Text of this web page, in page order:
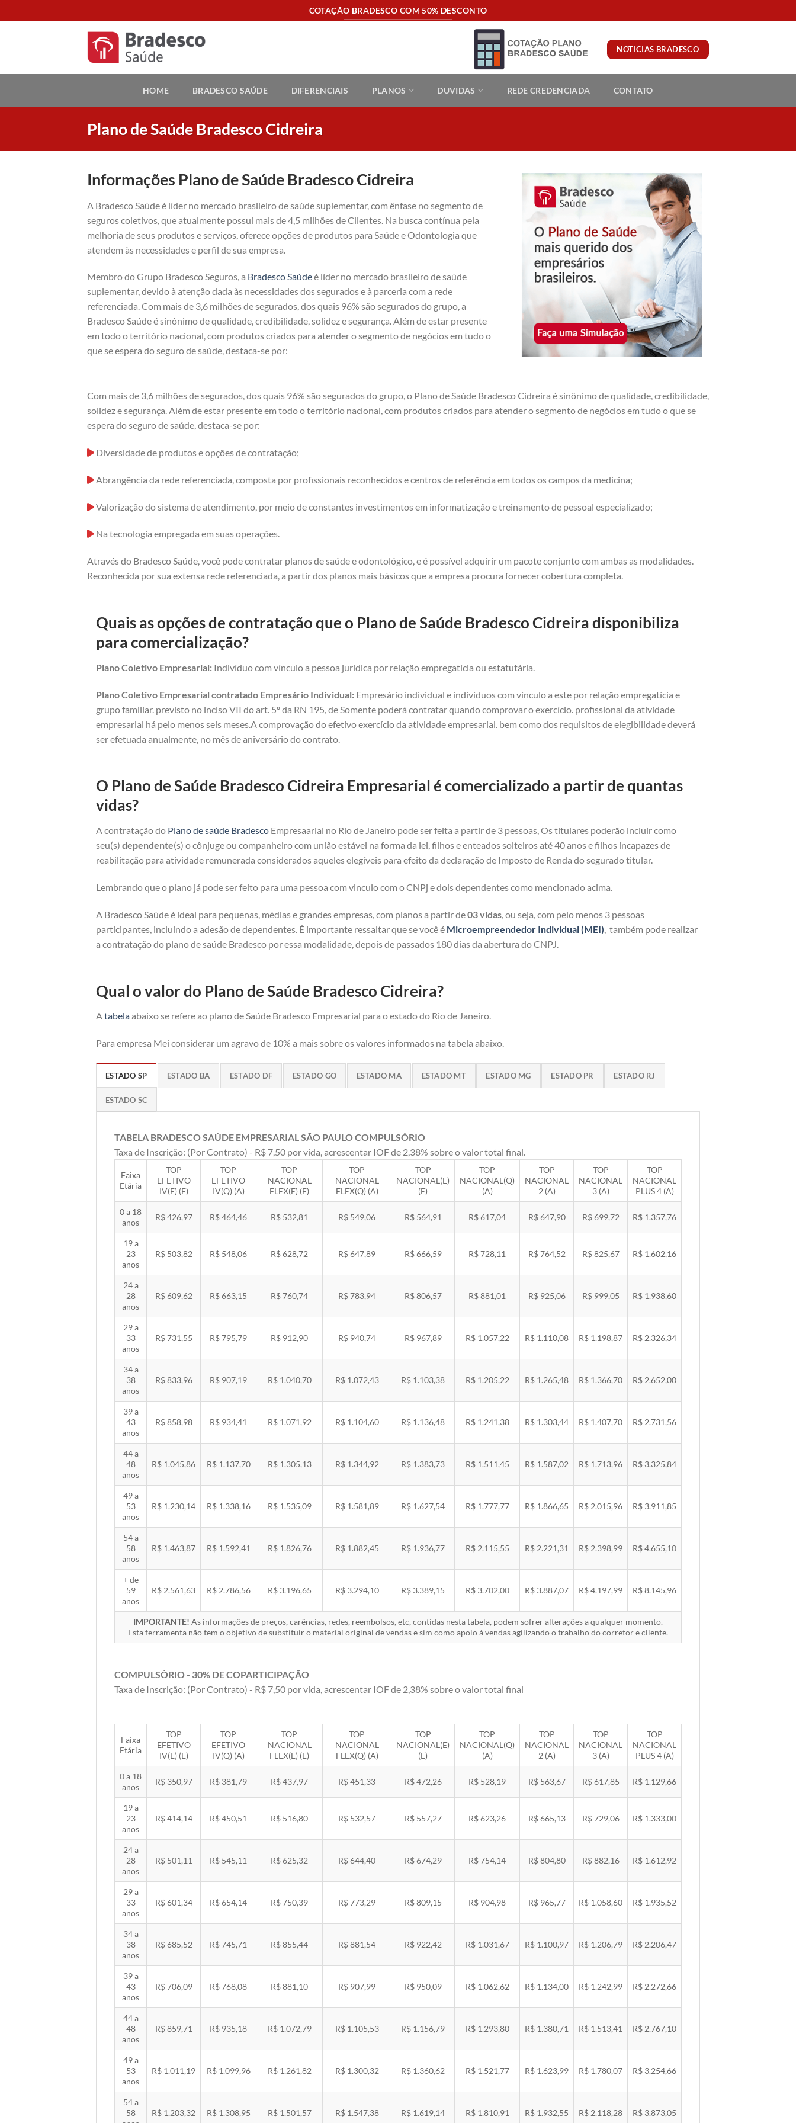
to
COTAÇÃO BRADESCO COM 50% DESCONTO
NOTICIAS BRADESCO
HOME BRADESCO SAÚDE DIFERENCIAIS PLANOS DUVIDAS REDE CREDENCIADA CONTATO
Plano de Saúde Bradesco Cidreira
Informações Plano de Saúde Bradesco Cidreira
A Bradesco Saúde é líder no mercado brasileiro de saúde suplementar, com ênfase no segmento de
seguros coletivos, que atualmente possui mais de 4,5 milhões de Clientes. Na busca contínua pela
melhoria de seus produtos e serviços, oferece opções de produtos para Saúde e Odontologia que
atendem às necessidades e perfil de sua empresa.
Membro do Grupo Bradesco Seguros, a Bradesco Saúdeé líder no mercado brasileiro de saúde
suplementar, devido à atenção dada às necessidades dos segurados e à parceria com a rede
referenciada. Com mais de 3,6 milhões de segurados, dos quais 96% são segurados do grupo, a
Bradesco Saúde é sinônimo de qualidade, credibilidade, solidez e segurança. Além de estar presente
em todo o território nacional, com produtos criados para atender o segmento de negócios em tudo o
que se espera do seguro de saúde, destaca-se por:
Com mais de 3,6 milhões de segurados, dos quais 96% são segurados do grupo, o Plano de Saúde Bradesco Cidreira é sinônimo de qualidade, credibilidade,
solidez e segurança. Além de estar presente em todo o território nacional, com produtos criados para atender o segmento de negócios em tudo o que se
espera do seguro de saúde, destaca-se por:
Diversidade de produtos e opções de contratação;
Abrangência da rede referenciada, composta por profissionais reconhecidos e centros de referência em todos os campos da medicina;
Valorização do sistema de atendimento, por meio de constantes investimentos em informatização e treinamento de pessoal especializado;
Na tecnologia empregada em suas operações.
Através do Bradesco Saúde, você pode contratar planos de saúde e odontológico, e é possível adquirir um pacote conjunto com ambas as modalidades.
Reconhecida por sua extensa rede referenciada, a partir dos planos mais básicos que a empresa procura fornecer cobertura completa.
Quais as opções de contratação que o Plano de Saúde Bradesco Cidreira disponibiliza
para comercialização?
Plano Coletivo Empresarial: Indivíduo com vínculo a pessoa jurídica por relação empregatícia ou estatutária.
Plano Coletivo Empresarial contratado Empresário Individual: Empresário individual e indivíduos com vínculo a este por relação empregatícia e
grupo familiar. previsto no inciso VII do art. 5º da RN 195, de Somente poderá contratar quando comprovar o exercício. profissional da atividade
empresarial há pelo menos seis meses.A comprovação do efetivo exercício da atividade empresarial. bem como dos requisitos de elegibilidade deverá
ser efetuada anualmente, no mês de aniversário do contrato.
O Plano de Saúde Bradesco Cidreira Empresarial é comercializado a partir de quantas
vidas?
A contratação do Plano de saúde Bradesco Empresaarial no Rio de Janeiro pode ser feita a partir de 3 pessoas, Os titulares poderão incluir como
seu(s) dependente(s) o cônjuge ou companheiro com união estável na forma da lei, filhos e enteados solteiros até 40 anos e filhos incapazes de
reabilitação para atividade remunerada considerados aqueles elegíveis para efeito da declaração de Imposto de Renda do segurado titular.
Lembrando que o plano já pode ser feito para uma pessoa com vinculo com o CNPj e dois dependentes como mencionado acima.
A Bradesco Saúde é ideal para pequenas, médias e grandes empresas, com planos a partir de03 vidas , ou seja, com pelo menos 3 pessoas
participantes, incluindo a adesão de dependentes. É importante ressaltar que se você é Microempreendedor Individual (MEI) , também pode realizar
a contratação do plano de saúde Bradesco por essa modalidade, depois de passados 180 dias da abertura do CNPJ.
Qual o valor do Plano de Saúde Bradesco Cidreira?
Atabelaabaixo se refere ao plano de Saúde Bradesco Empresarial para o estado do Rio de Janeiro.
Para empresa Mei considerar um agravo de 10% a mais sobre os valores informados na tabela abaixo.
ESTADO SP ESTADO BA ESTADO DF ESTADO GO ESTADO MA ESTADO MT ESTADO MG ESTADO PR ESTADO RJ
ESTADO SC
TABELA BRADESCO SAÚDE EMPRESARIAL SÃO PAULO COMPULSÓRIO
Taxa de Inscrição: (Por Contrato) - R$ 7,50 por vida, acrescentar IOF de 2,38% sobre o valor total final.
Faixa
Etária
TOP
EFETIVO
IV(E) (E)
TOP
EFETIVO
IV(Q) (A)
TOP
NACIONAL
FLEX(E) (E)
TOP
NACIONAL
FLEX(Q) (A)
TOP
NACIONAL(E)
(E)
TOP
NACIONAL(Q)
(A)
TOP
NACIONAL
2 (A)
TOP
NACIONAL
3 (A)
TOP
NACIONAL
PLUS 4 (A)
0 a 18
anos
R$ 426,97 R$ 464,46 R$ 532,81 R$ 549,06 R$ 564,91 R$ 617,04 R$ 647,90 R$ 699,72 R$ 1.357,76
19 a
23
anos
R$ 503,82 R$ 548,06 R$ 628,72 R$ 647,89 R$ 666,59 R$ 728,11 R$ 764,52 R$ 825,67 R$ 1.602,16
24 a
28
anos
R$ 609,62 R$ 663,15 R$ 760,74 R$ 783,94 R$ 806,57 R$ 881,01 R$ 925,06 R$ 999,05 R$ 1.938,60
29 a
33
anos
R$ 731,55 R$ 795,79 R$ 912,90 R$ 940,74 R$ 967,89 R$ 1.057,22 R$ 1.110,08 R$ 1.198,87 R$ 2.326,34
34 a
38
anos
R$ 833,96 R$ 907,19 R$ 1.040,70 R$ 1.072,43 R$ 1.103,38 R$ 1.205,22 R$ 1.265,48 R$ 1.366,70 R$ 2.652,00
39 a
43
anos
R$ 858,98 R$ 934,41 R$ 1.071,92 R$ 1.104,60 R$ 1.136,48 R$ 1.241,38 R$ 1.303,44 R$ 1.407,70 R$ 2.731,56
44 a
48
anos
R$ 1.045,86 R$ 1.137,70 R$ 1.305,13 R$ 1.344,92 R$ 1.383,73 R$ 1.511,45 R$ 1.587,02 R$ 1.713,96 R$ 3.325,84
49 a
53
anos
R$ 1.230,14 R$ 1.338,16 R$ 1.535,09 R$ 1.581,89 R$ 1.627,54 R$ 1.777,77 R$ 1.866,65 R$ 2.015,96 R$ 3.911,85
54 a
58
anos
R$ 1.463,87 R$ 1.592,41 R$ 1.826,76 R$ 1.882,45 R$ 1.936,77 R$ 2.115,55 R$ 2.221,31 R$ 2.398,99 R$ 4.655,10
+ de
59
anos
R$ 2.561,63 R$ 2.786,56 R$ 3.196,65 R$ 3.294,10 R$ 3.389,15 R$ 3.702,00 R$ 3.887,07 R$ 4.197,99 R$ 8.145,96
IMPORTANTE! As informações de preços, carências, redes, reembolsos, etc, contidas nesta tabela, podem sofrer alterações a qualquer momento.
Esta ferramenta não tem o objetivo de substituir o material original de vendas e sim como apoio à vendas agilizando o trabalho do corretor e cliente.
COMPULSÓRIO - 30% DE COPARTICIPAÇÃO
Taxa de Inscrição: (Por Contrato) - R$ 7,50 por vida, acrescentar IOF de 2,38% sobre o valor total final
Faixa
Etária
TOP
EFETIVO
IV(E) (E)
TOP
EFETIVO
IV(Q) (A)
TOP
NACIONAL
FLEX(E) (E)
TOP
NACIONAL
FLEX(Q) (A)
TOP
NACIONAL(E)
(E)
TOP
NACIONAL(Q)
(A)
TOP
NACIONAL
2 (A)
TOP
NACIONAL
3 (A)
TOP
NACIONAL
PLUS 4 (A)
0 a 18
anos
R$ 350,97 R$ 381,79 R$ 437,97 R$ 451,33 R$ 472,26 R$ 528,19 R$ 563,67 R$ 617,85 R$ 1.129,66
19 a
23
anos
R$ 414,14 R$ 450,51 R$ 516,80 R$ 532,57 R$ 557,27 R$ 623,26 R$ 665,13 R$ 729,06 R$ 1.333,00
24 a
28
anos
R$ 501,11 R$ 545,11 R$ 625,32 R$ 644,40 R$ 674,29 R$ 754,14 R$ 804,80 R$ 882,16 R$ 1.612,92
29 a
33
anos
R$ 601,34 R$ 654,14 R$ 750,39 R$ 773,29 R$ 809,15 R$ 904,98 R$ 965,77 R$ 1.058,60 R$ 1.935,52
34 a
38
anos
R$ 685,52 R$ 745,71 R$ 855,44 R$ 881,54 R$ 922,42 R$ 1.031,67 R$ 1.100,97 R$ 1.206,79 R$ 2.206,47
39 a
43
anos
R$ 706,09 R$ 768,08 R$ 881,10 R$ 907,99 R$ 950,09 R$ 1.062,62 R$ 1.134,00 R$ 1.242,99 R$ 2.272,66
44 a
48
anos
R$ 859,71 R$ 935,18 R$ 1.072,79 R$ 1.105,53 R$ 1.156,79 R$ 1.293,80 R$ 1.380,71 R$ 1.513,41 R$ 2.767,10
49 a
53
anos
R$ 1.011,19 R$ 1.099,96 R$ 1.261,82 R$ 1.300,32 R$ 1.360,62 R$ 1.521,77 R$ 1.623,99 R$ 1.780,07 R$ 3.254,66
54 a
58
R$ 1.203,32 R$ 1.308,95 R$ 1.501,57 R$ 1.547,38 R$ 1.619,14 R$ 1.810,91 R$ 1.932,55 R$ 2.118,28 R$ 3.873,05